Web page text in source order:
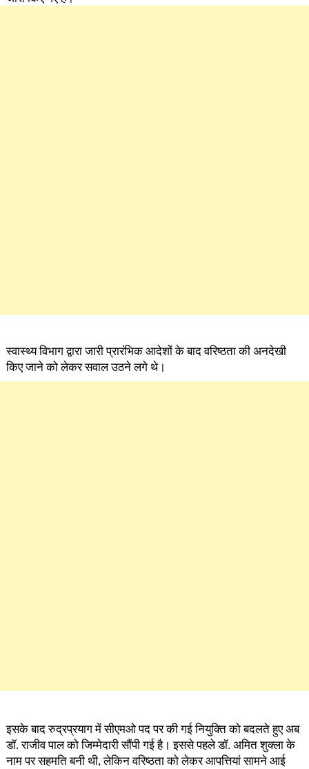
स्वास्थ्य विभाग द्वारा जारी प्रारंभिक आदेशों के बाद वरिष्ठता की अनदेखी
किए जाने को लेकर सवाल उठने लगे थे।
इसके बाद रुद्रप्रयाग में सीएमओ पद पर की गई नियुक्ति को बदलते हुए अब
डॉ. राजीव पाल को जिम्मेदारी सौंपी गई है। इससे पहले डॉ. अमित शुक्ला के
नाम पर सहमति बनी थी, लेकिन वरिष्ठता को लेकर आपत्तियां सामने आई